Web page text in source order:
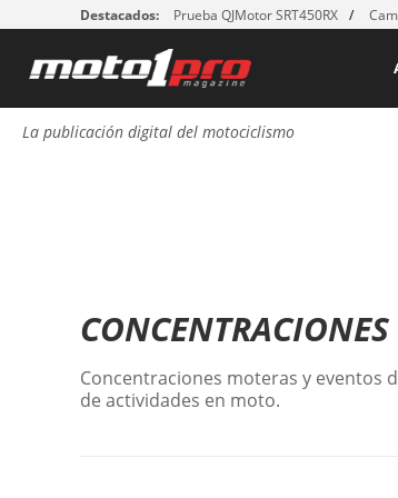
Destacados: Prueba QJMotor SRT450RX
La publicación digital del motociclismo
Concentraciones moteras y eventos
de actividades en moto.